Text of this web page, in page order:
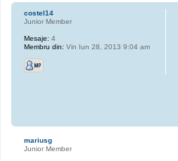
costel14
Junior Member
Mesaje: 4
Membru din: Vin Iun 28, 2013 9:04 am
mariusg
Junior Member